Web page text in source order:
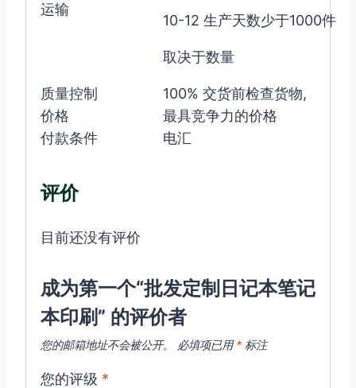
运输
10-12 生产天数少于1000件
取决于数量
质量控制
100% 交货前检查货物,
价格
最具竞争力的价格
付款条件
电汇
评价
目前还没有评价
成为第一个“批发定制日记本笔记
本印刷” 的评价者
您的邮箱地址不会被公开。 必填项已用* 标注
您的评级 *